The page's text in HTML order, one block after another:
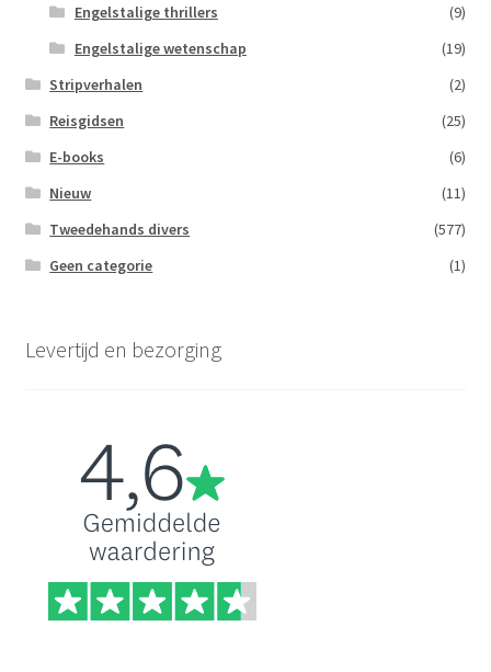
Engelstalige thrillers
(9)
Engelstalige wetenschap
(19)
Stripverhalen
(2)
Reisgidsen
(25)
E-books
(6)
Nieuw
(11)
Tweedehands divers
(577)
Geen categorie
(1)
Levertijd en bezorging